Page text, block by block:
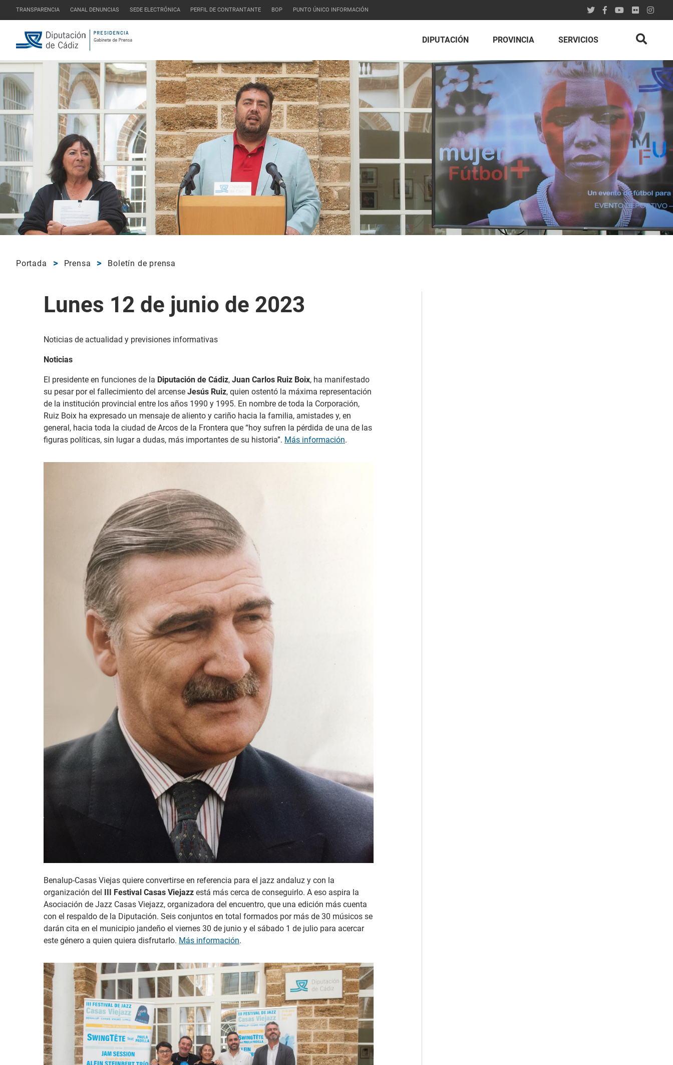
TRANSPARENCIA CANAL DENUNCIAS SEDE ELECTRÓNICA PERFIL DE CONTRANTANTE BOP PUNTO ÚNICO INFORMACIÓN
DIPUTACIÓN PROVINCIA SERVICIOS
Portada Prensa Boletín de prensa
Lunes 12 de junio de 2023
Noticias de actualidad y previsiones informativas
Noticias
El presidente en funciones de la Diputación de Cádiz, Juan Carlos Ruiz Boix, ha manifestado
su pesar por el fallecimiento del arcense Jesús Ruiz, quien ostentó la máxima representación
de la institución provincial entre los años 1990 y 1995. En nombre de toda la Corporación,
Ruiz Boix ha expresado un mensaje de aliento y cariño hacia la familia, amistades y, en
general, hacia toda la ciudad de Arcos de la Frontera que “hoy sufren la pérdida de una de las
figuras políticas, sin lugar a dudas, más importantes de su historia”. Más información.
Benalup-Casas Viejas quiere convertirse en referencia para el jazz andaluz y con la
organización del
III Festival Casas Viejazz está más cerca de conseguirlo. A eso aspira la
Asociación de Jazz Casas Viejazz, organizadora del encuentro, que una edición más cuenta
con el respaldo de la Diputación. Seis conjuntos en total formados por más de 30 músicos se
darán cita en el municipio jandeño el viernes 30 de junio y el sábado 1 de julio para acercar
este género a quien quiera disfrutarlo. Más información.